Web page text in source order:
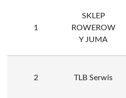
1
SKLEP
ROWEROW
Y JUMA
2 TLB Serwis